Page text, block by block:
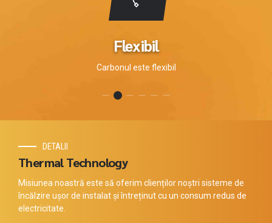
Flexibil
Carbonul este flexibil
DETALII
Thermal Technology
Misiunea noastră este să oferim clienților noștri sisteme de
încălzire ușor de instalat și întreținut cu un consum redus de
electricitate.